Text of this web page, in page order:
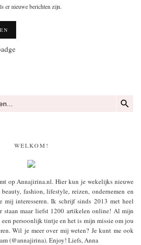
er nieuwe berichten zijn.
WELKOM!
op Annajirina.nl. Hier kun je wekelijks nieuwe
fashion, lifestyle, reizen, ondernemen en
mij interesseren. Ik schrijf sinds 2013 met heel
staan maar liefst 1200 artikelen online! Al mijn
persoonlijk tintje en het is mijn missie om jou
Wil je meer over mij weten? Je kunt me ook
(@annajirina). Enjoy! Liefs, Anna